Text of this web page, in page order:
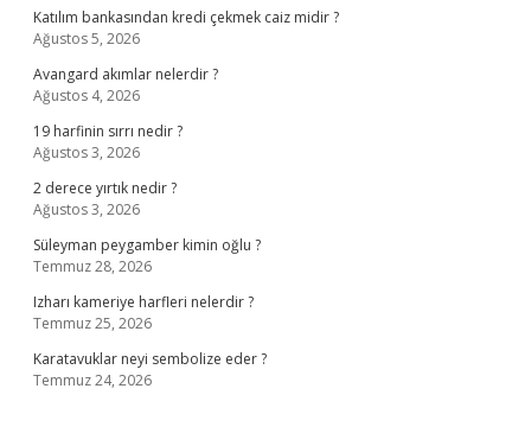
Katılım bankasından kredi çekmek caiz midir ?
Ağustos 5, 2026
Avangard akımlar nelerdir ?
Ağustos 4, 2026
19 harfinin sırrı nedir ?
Ağustos 3, 2026
2 derece yırtık nedir ?
Ağustos 3, 2026
Süleyman peygamber kimin oğlu ?
Temmuz 28, 2026
Izharı kameriye harfleri nelerdir ?
Temmuz 25, 2026
Karatavuklar neyi sembolize eder ?
Temmuz 24, 2026